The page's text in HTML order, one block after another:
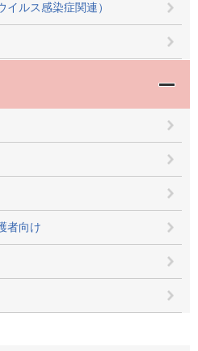
ルス感染症関連）
者向け